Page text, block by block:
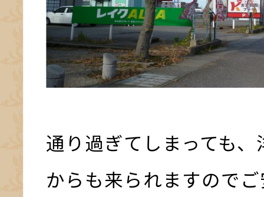
通り過ぎてしまっても
からも来られますので